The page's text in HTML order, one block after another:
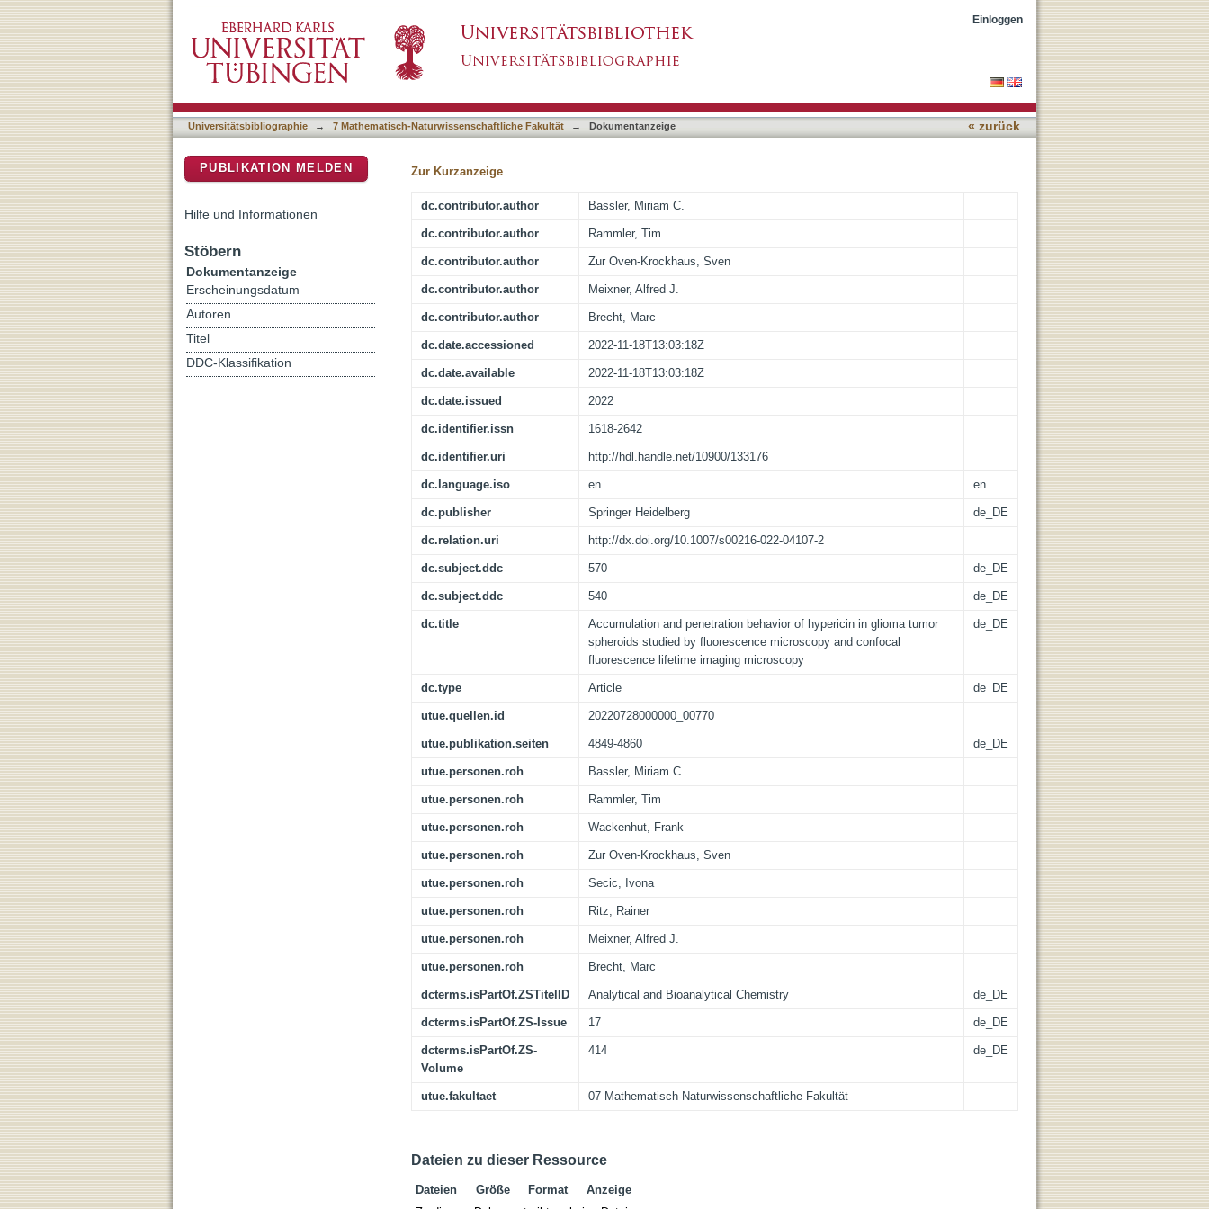
fluorescence microscopy and confocal fluorescence lifetime imaging microscopy
Einloggen
Universitätsbibliographie → 7 Mathematisch-Naturwissenschaftliche Fakultät → Dokumentanzeige « zurück
Zur Kurzanzeige
dc.contributor.author Bassler, Miriam C.
dc.contributor.author Rammler, Tim
dc.contributor.author Zur Oven-Krockhaus, Sven
dc.contributor.author Meixner, Alfred J.
dc.contributor.author Brecht, Marc
dc.date.accessioned 2022-11-18T13:03:18Z
dc.date.available 2022-11-18T13:03:18Z
dc.date.issued 2022
dc.identifier.issn 1618-2642
dc.identifier.uri http://hdl.handle.net/10900/133176
dc.language.iso en en
dc.publisher Springer Heidelberg de_DE
dc.relation.uri http://dx.doi.org/10.1007/s00216-022-04107-2
dc.subject.ddc 570 de_DE
dc.subject.ddc 540 de_DE
dc.title
Accumulation and penetration behavior of hypericin in glioma tumor
spheroids studied by fluorescence microscopy and confocal
fluorescence lifetime imaging microscopy
de_DE
dc.type Article de_DE
utue.quellen.id 20220728000000_00770
utue.publikation.seiten 4849-4860 de_DE
utue.personen.roh Bassler, Miriam C.
utue.personen.roh Rammler, Tim
utue.personen.roh Wackenhut, Frank
utue.personen.roh Zur Oven-Krockhaus, Sven
utue.personen.roh Secic, Ivona
utue.personen.roh Ritz, Rainer
utue.personen.roh Meixner, Alfred J.
utue.personen.roh Brecht, Marc
dcterms.isPartOf.ZSTitelID Analytical and Bioanalytical Chemistry de_DE
dcterms.isPartOf.ZS-Issue 17 de_DE
dcterms.isPartOf.ZS-
Volume
414 de_DE
utue.fakultaet 07 Mathematisch-Naturwissenschaftliche Fakultät
Dateien zu dieser Ressource
Dateien Größe Format
Anzeige
PUBLIKATION MELDEN
Hilfe und Informationen
Stöbern
Dokumentanzeige
Erscheinungsdatum
Autoren
Titel
DDC-Klassifikation